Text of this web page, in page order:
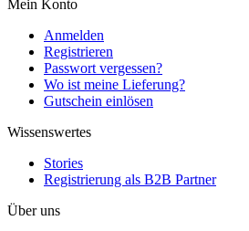
Mein Konto
Anmelden
Registrieren
Passwort vergessen?
Wo ist meine Lieferung?
Gutschein einlösen
Wissenswertes
Stories
Registrierung als B2B Partner
Über uns